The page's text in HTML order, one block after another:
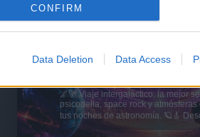
CONFIRM
Data Deletion Data Access
🪐🚀 Canciones para Ver las
Psicodelia y Space Rock 🎸✨
🌌🚀 Viaje intergaláctico: la mejor
psicodelia, space rock y atmósferas
tus noches de astronomía. 🪐🎸
al firmamento y siente la gravedad